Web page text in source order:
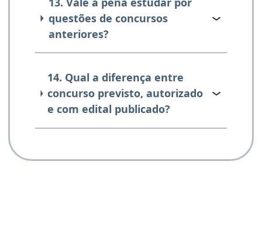
questões de concursos
anteriores?
14. Qual a diferença entre
concurso previsto, autorizado
e com edital publicado?